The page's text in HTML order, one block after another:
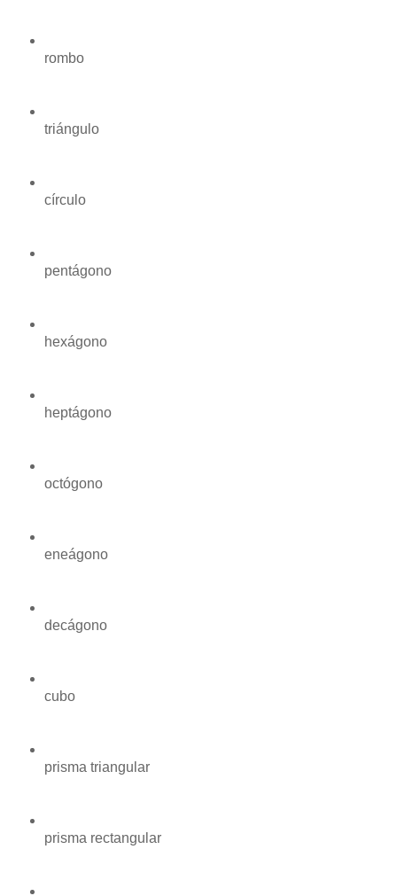
rombo
triángulo
círculo
pentágono
hexágono
heptágono
octógono
eneágono
decágono
cubo
prisma triangular
prisma rectangular